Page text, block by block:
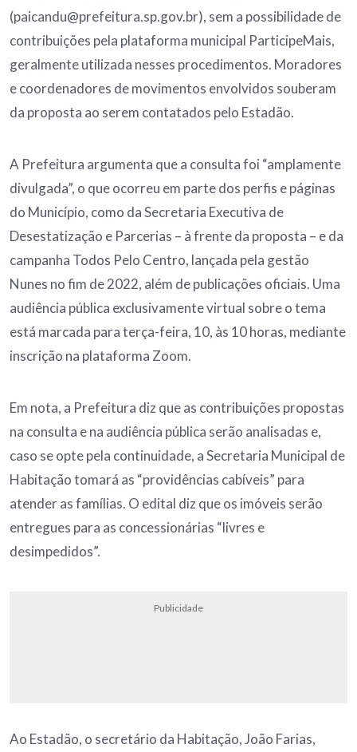
(paicandu@prefeitura.sp.gov.br), sem a possibilidade de
contribuições pela plataforma municipal ParticipeMais,
geralmente utilizada nesses procedimentos. Moradores
e coordenadores de movimentos envolvidos souberam
da proposta ao serem contatados pelo Estadão.
A Prefeitura argumenta que a consulta foi “amplamente
divulgada”, o que ocorreu em parte dos perfis e páginas
do Município, como da Secretaria Executiva de
Desestatização e Parcerias – à frente da proposta – e da
campanha Todos Pelo Centro, lançada pela gestão
Nunes no fim de 2022, além de publicações oficiais. Uma
audiência pública exclusivamente virtual sobre o tema
está marcada para terça-feira, 10, às 10 horas, mediante
inscrição na plataforma Zoom.
Em nota, a Prefeitura diz que as contribuições propostas
na consulta e na audiência pública serão analisadas e,
caso se opte pela continuidade, a Secretaria Municipal de
Habitação tomará as “providências cabíveis” para
atender as famílias. O edital diz que os imóveis serão
entregues para as concessionárias “livres e
desimpedidos”.
Publicidade
Ao Estadão, o secretário da Habitação, João Farias,